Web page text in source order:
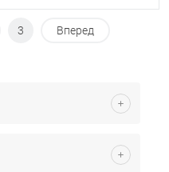
3 Вперед